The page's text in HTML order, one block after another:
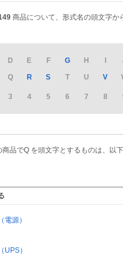
商品について、形式名の頭文字か
D E F G H I
Q R S T U V
3 4 5 6 7 8
商品でQ を頭文字とするものは、以
電源）
UPS）